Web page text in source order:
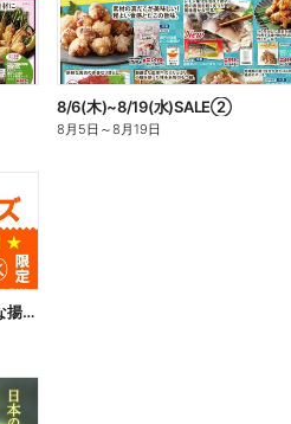
8/6(木)~8/19(水)SALE②
8月5日 ～8月19日
8/6(木)~8/19(水)特別企画)お得な揚げ物